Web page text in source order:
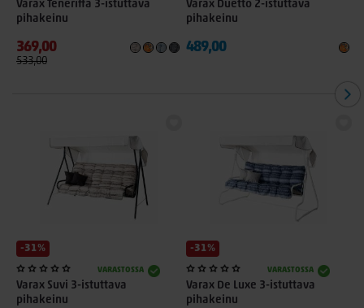
Varax Teneriffa 3-istuttava
pihakeinu
369,00
533,00
Varax Duetto 2-istuttava
pihakeinu
489,00
-31%
VARASTOSSA
Varax Suvi 3-istuttava
pihakeinu
-31%
VARASTOSSA
Varax De Luxe 3-istuttava
pihakeinu